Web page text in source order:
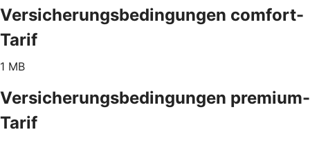
Versicherungsbedingungen comfort-
Tarif
1 MB
Versicherungsbedingungen premium-
Tarif